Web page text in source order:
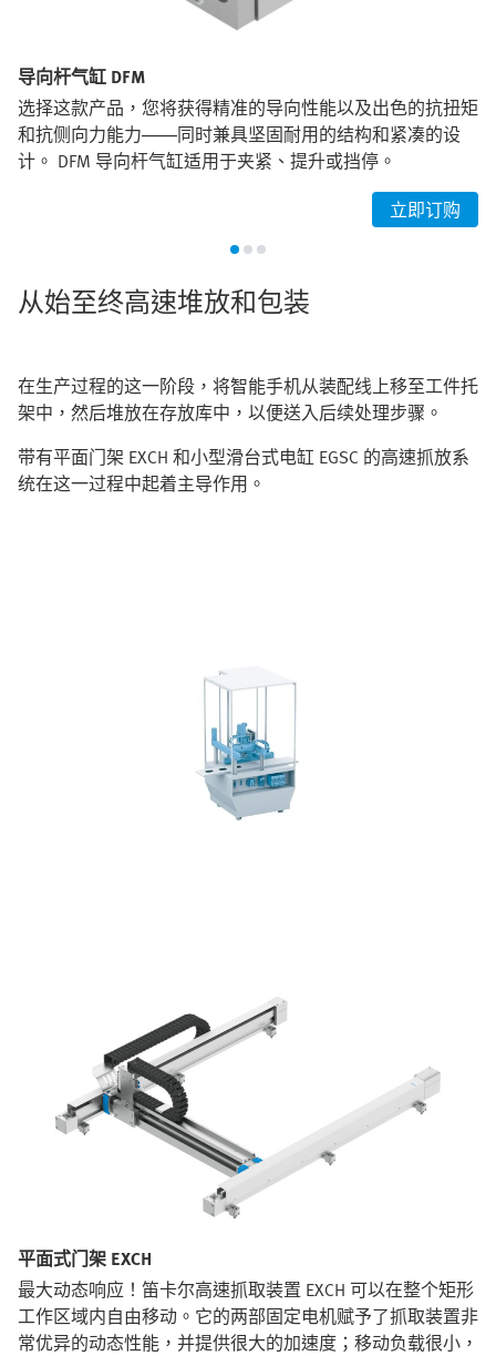
导向杆气缸 DFM
选择这款产品，您将获得精准的导向性能以及出色的抗扭矩
和抗侧向力能力——同时兼具坚固耐用的结构和紧凑的设
计。 DFM 导向杆气缸适用于夹紧、提升或挡停。
立即订购
从始至终高速堆放和包装
在生产过程的这一阶段，将智能手机从装配线上移至工件托
架中，然后堆放在存放库中，以便送入后续处理步骤。
带有平面门架 EXCH 和小型滑台式电缸 EGSC 的高速抓放系
统在这一过程中起着主导作用。
平面式门架 EXCH
最大动态响应！笛卡尔高速抓取装置 EXCH 可以在整个矩形
工作区域内自由移动。它的两部固定电机赋予了抓取装置非
常优异的动态性能，并提供很大的加速度；移动负载很小，